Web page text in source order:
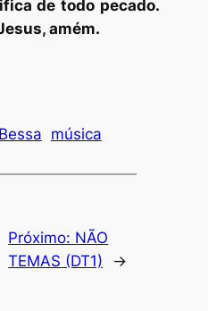
de todo pecado.
amém.
música
Próximo: NÃO
TEMAS (DT1)
→